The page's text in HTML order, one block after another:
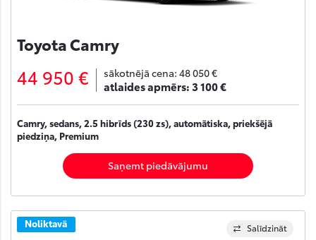
Toyota Camry
44 950 € sākotnējā cena: 48 050 €
atlaides apmērs:3 100 €
Camry, sedans, 2.5 hibrīds (230 zs), automātiska, priekšējā
piedziņa, Premium
Saņemt piedāvājumu
Salīdzināt
Noliktavā